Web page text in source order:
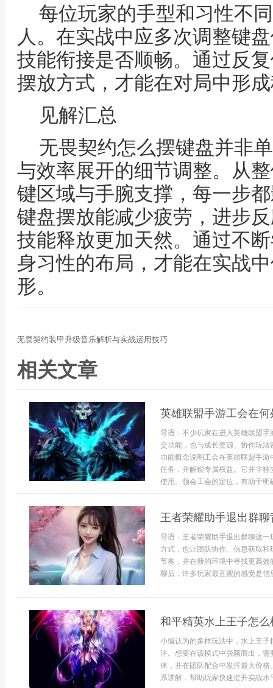
每位玩家的手型和习性不
人。在实战中应多次调整键
技能衔接是否顺畅。通过反
摆放方式，才能在对局中形
见解汇总
无畏契约怎么摆键盘并非
与效率展开的细节调整。从
键区域与手腕支撑，每一步
键盘摆放能减少疲劳，进步
技能释放更加天然。通过不
身习性的布局，才能在实战
形。
无畏契约装甲升级音乐解析与实战运用技巧
相关文章
英雄联盟手游工会在何
导语：不少玩家在进入英雄联盟
交功能，也与成长资源、协作玩
功能概念说明工会在英雄联盟手
任务，并解锁专属权益。它并非
使用。领会工会的定位，有助于
王者荣耀助手退出群
导语：王者荣耀助手退出群聊这
方式，也让团队协作、信息获取
节奏，并在新的环境中寻找更高
聊后，许多玩家最直观的感受是
和平精英水上王子怎么
小编认为的多样玩法中，水上王
注。想要在该模式中脱颖而出，
体，并在团队配合中发挥最大价
系讲解，帮助玩家快速提升实战水